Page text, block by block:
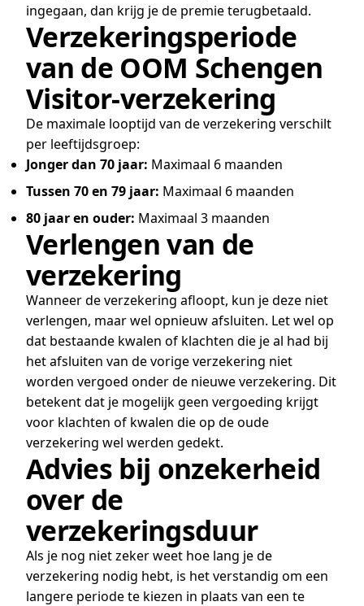
ingegaan, dan krijg je de premie terugbetaald.
Verzekeringsperiode
van de OOM Schengen
Visitor-verzekering
De maximale looptijd van de verzekering verschilt
per leeftijdsgroep:
Jonger dan 70 jaar: Maximaal 6 maanden
Tussen 70 en 79 jaar: Maximaal 6 maanden
80 jaar en ouder: Maximaal 3 maanden
Verlengen van de
verzekering
Wanneer de verzekering afloopt, kun je deze niet
verlengen, maar wel opnieuw afsluiten. Let wel op
dat bestaande kwalen of klachten die je al had bij
het afsluiten van de vorige verzekering niet
worden vergoed onder de nieuwe verzekering. Dit
betekent dat je mogelijk geen vergoeding krijgt
voor klachten of kwalen die op de oude
verzekering wel werden gedekt.
Advies bij onzekerheid
over de
verzekeringsduur
Als je nog niet zeker weet hoe lang je de
verzekering nodig hebt, is het verstandig om een
langere periode te kiezen in plaats van een te